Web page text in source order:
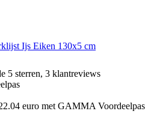
Ijs Eiken 130x5 cm
5 sterren, 3 klantreviews
euro met GAMMA Voordeelpas